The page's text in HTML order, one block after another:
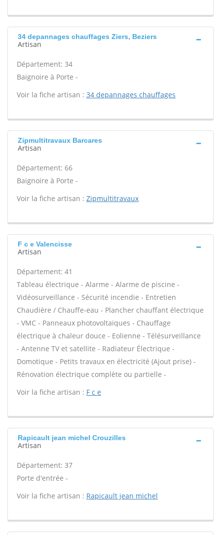
34 depannages chauffages Ziers, Beziers
Artisan
Département: 34
Baignoire à Porte -
Voir la fiche artisan : 34 depannages chauffages
Zipmultitravaux Barcares
Artisan
Département: 66
Baignoire à Porte -
Voir la fiche artisan : Zipmultitravaux
F c e Valencisse
Artisan
Département: 41
Tableau électrique - Alarme - Alarme de piscine -
Vidéosurveillance - Sécurité incendie - Entretien
Chaudière / Chauffe-eau - Plancher chauffant électrique
- VMC - Panneaux photovoltaïques - Chauffage
électrique à chaleur douce - Eolienne - Télésurveillance
- Antenne TV et satellite - Radiateur Électrique -
Domotique - Petits travaux en électricité (Ajout prise) -
Rénovation électrique complète ou partielle -
Voir la fiche artisan : F c e
Rapicault jean michel Crouzilles
Artisan
Département: 37
Porte d'entrée -
Voir la fiche artisan : Rapicault jean michel